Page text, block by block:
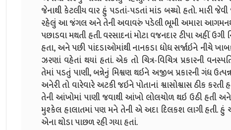
જેનાથી કેટલીય વાર હું પડતાં-પડતાં માંડ બચ્યો હતો. મારી
રહેલું આ જંગલ અને તેની અવાવરું પડેલી ભૂમી અમારા
પછાડવા મથતી હતી. વરસાદનાં મોટા વજનદાર ટીપા અહીં
હતા, અને પછી પાંદડાઓમાંથી નાનકડા ધોધ સર્જાઇને નીચે
ઝરણાં વહેતાં થયાં હતાં. એક તો ચિત્ર-વિચિત્ર પ્રકારની
તેમાં પડતું પાણી, બન્નેનું મિશ્વણ થઇને અજીબ પ્રકારની ગંધ
અનેરી તો વારેવારે અટકી જઇને પોતાનાં શ્વાસોશ્વાસ ઠીક
તેની આંખોમાં પાણી જવાથી આંખો લોલચોળ થઇ ઉઠી હતી
મુશ્કેલ હાલાતમાં પણ મને તેની એ અદા દિલકશ લાગી હતી. હું
એના થોડા પાછળ રહી ગયા હતાં.